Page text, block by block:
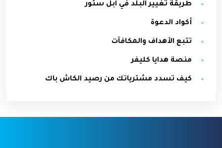
طريقة تغيير البلد في آبل ستور
أكواد الدعوة
تتبع الأهداف والمكافآت
منصة هدايا كليفر
كيف تسدد مشترياتك من رصيد الكاش باك